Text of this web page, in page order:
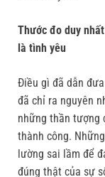
Thước đo duy
là tình yêu
Điều gì đã dẫn
đã chỉ ra nguyên
những thần tượng
thành công.
lường sai lầm để
đúng thật của sự